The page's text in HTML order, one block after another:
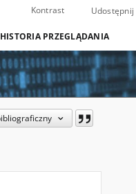
Kontrast Udostępnij
HISTORIA PRZEGLĄDANIA